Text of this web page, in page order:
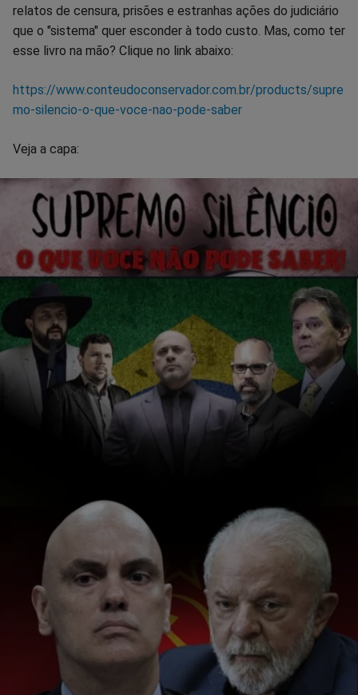
relatos de censura, prisões e estranhas ações do judiciário
que o "sistema" quer esconder à todo custo. Mas, como ter
esse livro na mão? Clique no link abaixo:
https://www.conteudoconservador.com.br/products/supre
mo-silencio-o-que-voce-nao-pode-saber
Veja a capa: